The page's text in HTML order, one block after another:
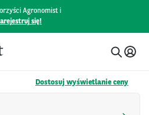
Agronomist i
się!
Dostosuj wyświetlanie ceny